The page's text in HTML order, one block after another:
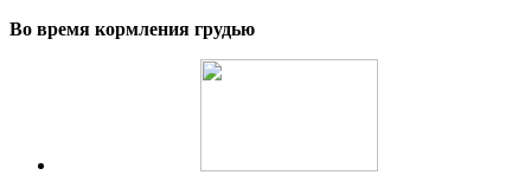
Во время кормления грудью